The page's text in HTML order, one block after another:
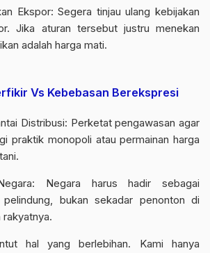
Ekspor: Segera tinjau ulang kebijakan
Jika aturan tersebut justru menekan
adalah harga mati.
Vs Kebebasan Berekspresi
Distribusi: Perketat pengawasan agar
praktik monopoli atau permainan harga
Negara harus hadir sebagai
bukan sekadar penonton di
hal yang berlebihan. Kami hanya